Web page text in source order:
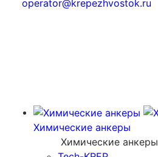
operator@krepezhvostok.ru
Химические анкеры
Химические анкеры